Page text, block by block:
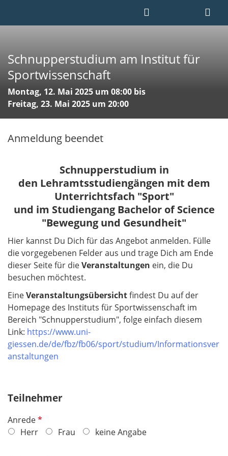
Schnupperstudium am Institut für
Sportwissenschaft
Montag, 12. Mai 2025 um 08:00 bis
Freitag, 23. Mai 2025 um 20:00
Anmeldung beendet
Schnupperstudium in
den Lehramtsstudiengängen mit dem
Unterrichtsfach "Sport"
und im Studiengang Bachelor of Science
"Bewegung und Gesundheit"
Hier kannst Du Dich für das Angebot anmelden. Fülle
die vorgegebenen Felder aus und trage Dich am Ende
dieser Seite für dieVeranstaltungen ein, die Du
besuchen möchtest.
EineVeranstaltungsübersichtfindest Du auf der
Homepage des Instituts für Sportwissenschaft im
Bereich "Schnupperstudium", folge einfach diesem
Link: https://www.uni-
giessen.de/de/fbz/fb06/sport/studium/Informationsver
anstaltungen
Teilnehmer
AnredeP
f
Herr Frau keine Angabe